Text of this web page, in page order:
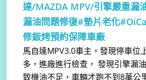
達/MAZDA MPV/引擎嚴重漏
漏油問題修復#墊片老化
修鈑烤預約保障車廠
馬自達MPV3.0車主，發現停車位
多，進廠進行檢查， 發現引擎漏
致機油不足，車輛才跑不到8萬公